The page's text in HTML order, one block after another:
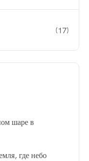
(17)
шаре в
где небо